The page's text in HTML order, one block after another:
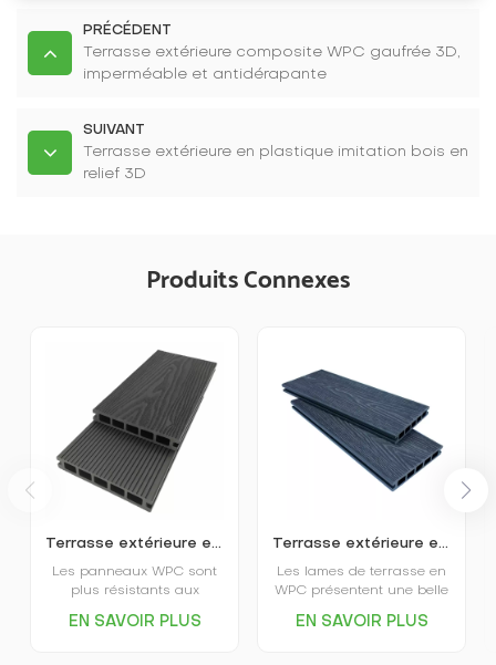
PRÉCÉDENT
Terrasse extérieure composite WPC gaufrée 3D,
imperméable et antidérapante
SUIVANT
Terrasse extérieure en plastique imitation bois en
relief 3D
Produits Connexes
Terrasse extérieure en plastique imitation bois en relief 3D
Les panneaux WPC sont
plus résistants aux
stables ; ils ne se
EN SAVOIR PLUS
Terrasse extérieure en WPC gaufré, respectueuse de l'environnement
Les lames de terrasse en
WPC présentent une belle
uniforme, ne se décolorent
EN SAVOIR PLUS